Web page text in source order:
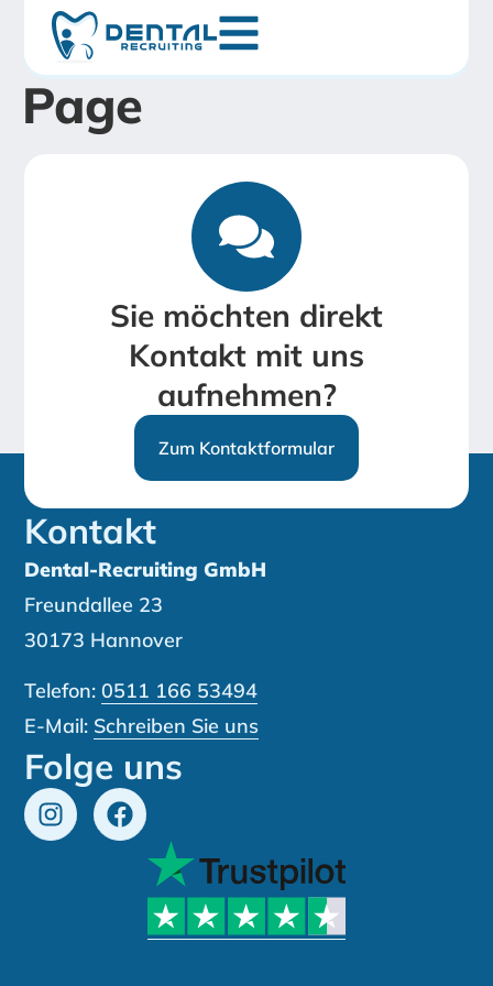
Kategorie:
Page
Sie möchten direkt
Kontakt mit uns
aufnehmen?
Zum Kontaktformular
Kontakt
Dental-Recruiting GmbH
Freundallee 23
30173 Hannover
Telefon:0511 166 53494
E-Mail: Schreiben Sie uns
Folge uns